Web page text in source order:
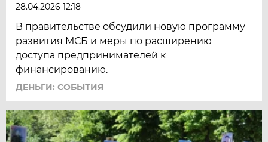
28.04.2026 12:18
В правительстве обсудили новую программу
развития МСБ и меры по расширению
доступа предпринимателей к
финансированию.
ДЕНЬГИ: СОБЫТИЯ